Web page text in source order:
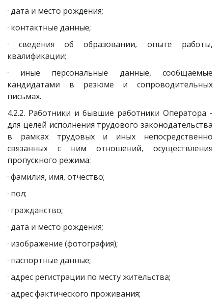
· дата и место рождения;
· контактные данные;
· сведения об образовании, опыте работы,
квалификации;
· иные персональные данные, сообщаемые
кандидатами в резюме и сопроводительных
письмах.
4.2.2. Работники и бывшие работники Оператора -
для целей исполнения трудового законодательства
в рамках трудовых и иных непосредственно
связанных с ним отношений, осуществления
пропускного режима:
· фамилия, имя, отчество;
· пол;
· гражданство;
· дата и место рождения;
· изображение (фотография);
· паспортные данные;
· адрес регистрации по месту жительства;
· адрес фактического проживания;